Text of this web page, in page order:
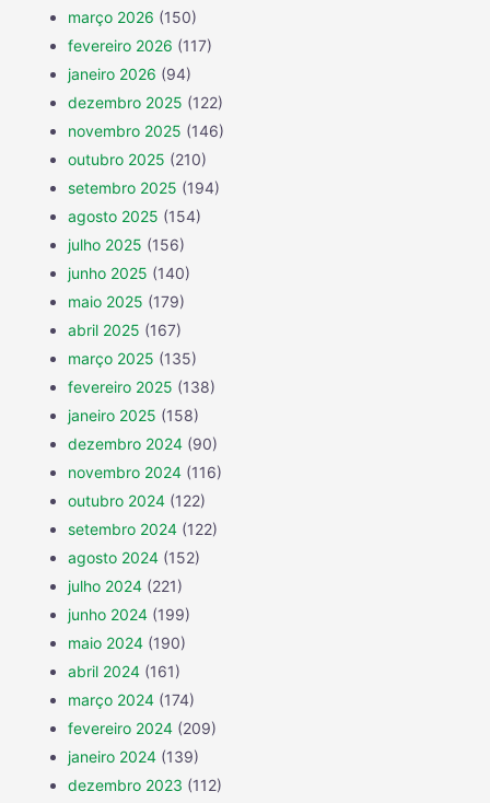
março 2026 (150)
fevereiro 2026 (117)
janeiro 2026 (94)
dezembro 2025 (122)
novembro 2025 (146)
outubro 2025 (210)
setembro 2025 (194)
agosto 2025 (154)
julho 2025 (156)
junho 2025 (140)
maio 2025 (179)
abril 2025 (167)
março 2025 (135)
fevereiro 2025 (138)
janeiro 2025 (158)
dezembro 2024 (90)
novembro 2024 (116)
outubro 2024 (122)
setembro 2024 (122)
agosto 2024 (152)
julho 2024 (221)
junho 2024 (199)
maio 2024 (190)
abril 2024 (161)
março 2024 (174)
fevereiro 2024 (209)
janeiro 2024 (139)
dezembro 2023 (112)